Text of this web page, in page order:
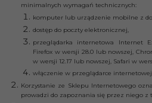
minimalnych wymagań technicznych:
komputer lub urządzenie mobilne z
dostęp do poczty elektronicznej,
przeglądarka internetowa Internet
Firefox w wersji 28.0 lub nowszej,
w wersji 12.17 lub nowszej, Safari w
włączenie w przeglądarce internetowej
Korzystanie ze Sklepu Internetowego
prowadzi do zapoznania się przez niego